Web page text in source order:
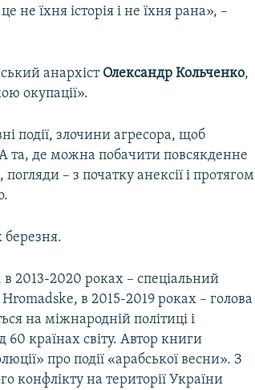
не їхня історія і не їхня рана», –
анархіст Олександр Кольченко,
окупації».
події, злочини агресора, щоб
та, де можна побачити повсякденне
– з початку анексії і протягом
березня.
2013-2020 роках – спеціальний
в 2015-2019 роках – голова
на міжнародній політиці і
країнах світу. Автор книги
про події «арабської весни». З
конфлікту на території України